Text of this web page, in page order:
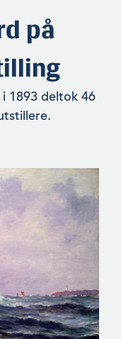
på
1893 deltok 46